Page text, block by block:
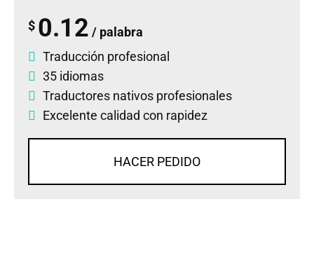
$ 0.12 / palabra
Traducción profesional
35 idiomas
Traductores nativos profesionales
Excelente calidad con rapidez
HACER PEDIDO